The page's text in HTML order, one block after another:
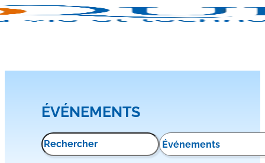
ÉVÉNEMENTS